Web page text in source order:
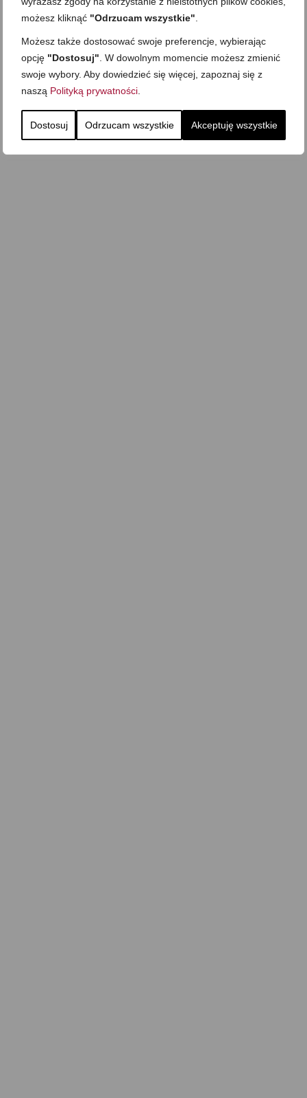
możesz kliknąć "Odrzucam wszystkie"
Możesz także dostosować swoje preferencje, wybierając
opcję "Dostosuj" . W dowolnym momencie możesz zmienić
swoje wybory. Aby dowiedzieć się więcej, zapoznaj się z
naszą Polityką prywatności
Dostosuj Odrzucam wszystkie Akceptuję wszystkie